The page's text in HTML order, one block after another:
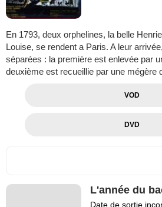
En 1793, deux orphelines, la belle
Louise, se rendent a Paris. A leur
séparées : la première est enlevée par
deuxième est recueillie par une mégère
VOD
DVD
L'année du
Date de sortie